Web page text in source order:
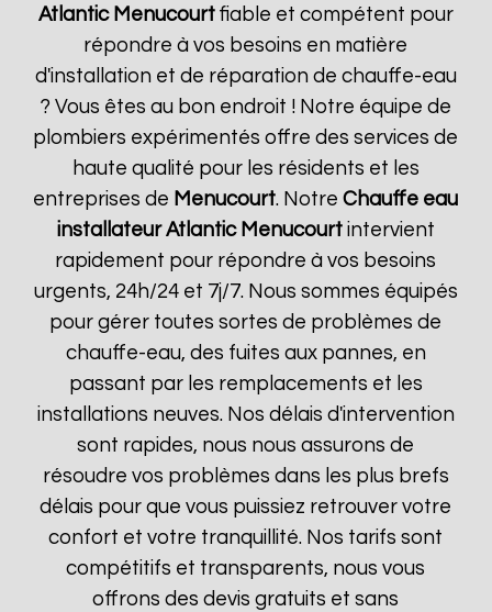
Atlantic Menucourtfiable et compétent pour
répondre à vos besoins en matière
d'installation et de réparation de chauffe-eau
? Vous êtes au bon endroit ! Notre équipe de
plombiers expérimentés offre des services de
haute qualité pour les résidents et les
entreprises de Menucourt. NotreChauffe eau
installateur Atlantic Menucourtintervient
rapidement pour répondre à vos besoins
urgents, 24h/24 et 7j/7. Nous sommes équipés
pour gérer toutes sortes de problèmes de
chauffe-eau, des fuites aux pannes, en
passant par les remplacements et les
installations neuves. Nos délais d'intervention
sont rapides, nous nous assurons de
résoudre vos problèmes dans les plus brefs
délais pour que vous puissiez retrouver votre
confort et votre tranquillité. Nos tarifs sont
compétitifs et transparents, nous vous
offrons des devis gratuits et sans